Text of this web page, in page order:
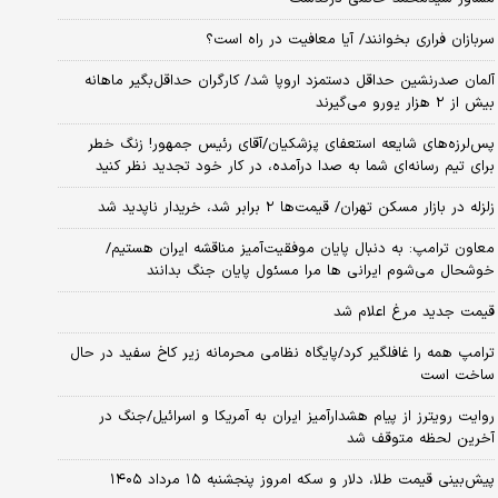
سربازان فراری بخوانند/ آیا معافیت در راه است؟
آلمان صدرنشین حداقل دستمزد اروپا شد/ کارگران حداقل‌بگیر ماهانه
بیش از ۲ هزار یورو می‌گیرند
پس‌لرزه‌های شایعه استعفای پزشکیان/آقای رئیس جمهور! زنگ خطر
برای تیم رسانه‌ای شما به صدا درآمده، در کار خود تجدید نظر کنید
زلزله در بازار مسکن تهران/ قیمت‌ها ۲ برابر شد، خریدار ناپدید شد
معاون ترامپ: به دنبال پایان موفقیت‌آمیز مناقشه ایران هستیم/
خوشحال می‌شوم ایرانی ها مرا مسئول پایان جنگ بدانند
قیمت جدید مرغ اعلام شد
ترامپ همه را غافلگیر کرد/پایگاه نظامی محرمانه زیر کاخ سفید در حال
ساخت است
روایت رویترز از پیام هشدارآمیز ایران به آمریکا و اسرائیل/جنگ در
آخرین لحظه متوقف شد
پیش‌بینی قیمت طلا، دلار و سکه امروز پنجشنبه ۱۵ مرداد ۱۴۰۵